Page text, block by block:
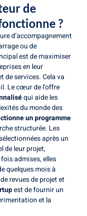
de
?
d’accompagnement
ou de
est de maximiser
en leur
de services. Cela va
Le cœur de l’offre
qui aide les
du monde des
un programme
structurée. Les
après un
de leur projet,
admises, elles
quelques mois à
revues de projet et
est de fournir un
et la